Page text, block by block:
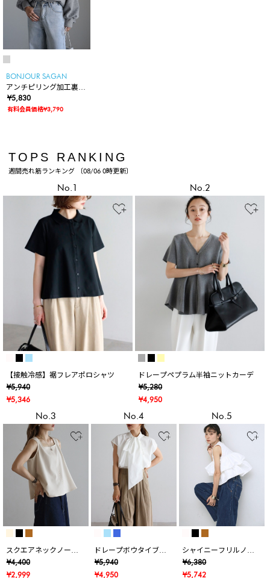
BONJOUR SAGAN
アンチピリング加工裏起
毛ハイネックプルオーバ
ー
¥5,830
有料会員価格¥3,790
TOPS RANKING
週間売れ筋ランキング 〔08/06 0時更新〕
No.1
【接触冷感】裾フレアポロシャツ
¥5,940
¥5,346
No.2
ドレープペプラム半袖ニットカーデ
¥5,280
¥4,950
No.3
スクエアネックノース
リブラウス
¥4,400
¥2,999
No.4
ドレープボウタイブラ
ウス
¥5,940
¥4,950
No.5
シャイニーフリルノー
スリTシャツ
¥6,380
¥5,742